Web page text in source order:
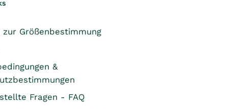
Größenbestimmung
&
Fragen - FAQ